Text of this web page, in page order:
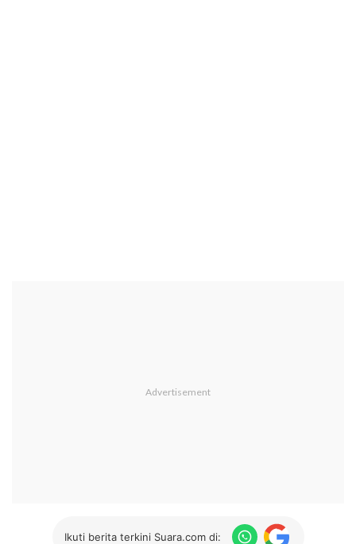
Ikuti berita terkini Suara.com di: